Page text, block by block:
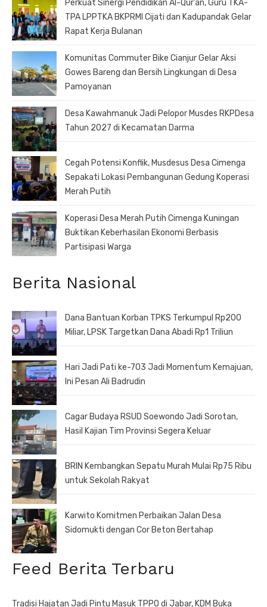
Perkuat Sinergi Pendidikan Al-Qur’an, Guru TKA-
TPA LPPTKA BKPRMI Cijati dan Kadupandak Gelar
Rapat Kerja Bulanan
Komunitas Commuter Bike Cianjur Gelar Aksi
Gowes Bareng dan Bersih Lingkungan di Desa
Pamoyanan
Desa Kawahmanuk Jadi Pelopor Musdes RKPDesa
Tahun 2027 di Kecamatan Darma
Cegah Potensi Konflik, Musdesus Desa Cimenga
Sepakati Lokasi Pembangunan Gedung Koperasi
Merah Putih
Koperasi Desa Merah Putih Cimenga Kuningan
Buktikan Keberhasilan Ekonomi Berbasis
Partisipasi Warga
Berita Nasional
Dana Bantuan Korban TPKS Terkumpul Rp200
Miliar, LPSK Targetkan Dana Abadi Rp1 Triliun
Hari Jadi Pati ke-703 Jadi Momentum Kemajuan,
Ini Pesan Ali Badrudin
Cagar Budaya RSUD Soewondo Jadi Sorotan,
Hasil Kajian Tim Provinsi Segera Keluar
BRIN Kembangkan Sepatu Murah Mulai Rp75 Ribu
untuk Sekolah Rakyat
Karwito Komitmen Perbaikan Jalan Desa
Sidomukti dengan Cor Beton Bertahap
Feed Berita Terbaru
Tradisi Hajatan Jadi Pintu Masuk TPPO di Jabar, KDM Buka